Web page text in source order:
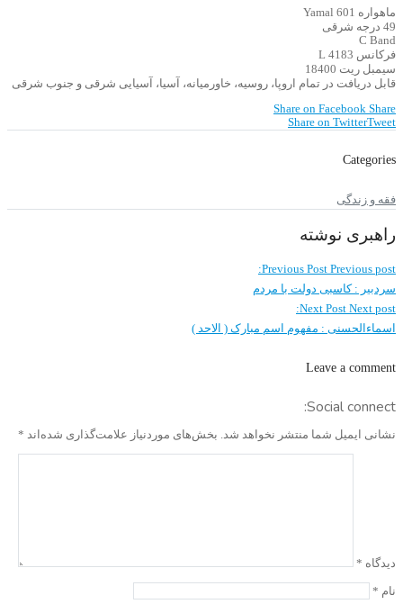
ماهواره Yamal 601
49 درجه شرقی
C Band
فرکانس 4183 L
سیمبل ریت 18400
قابل دریافت در تمام اروپا، روسیه، خاورمیانه، آسیا، آسیایی شرقی و جنوب شرقی
Share on Facebook Share
Share on TwitterTweet
Categories
فقه و زندگی
راهبری نوشته
Previous Post Previous post:
سردبیر : کاسبی دولت با مردم
Next Post Next post:
اسماءالحسنی : مفهوم اسم مبارک ( الاحد )
Leave a comment
Social connect:
نشانی ایمیل شما منتشر نخواهد شد. بخش‌های موردنیاز علامت‌گذاری شده‌اند *
دیدگاه *
نام *